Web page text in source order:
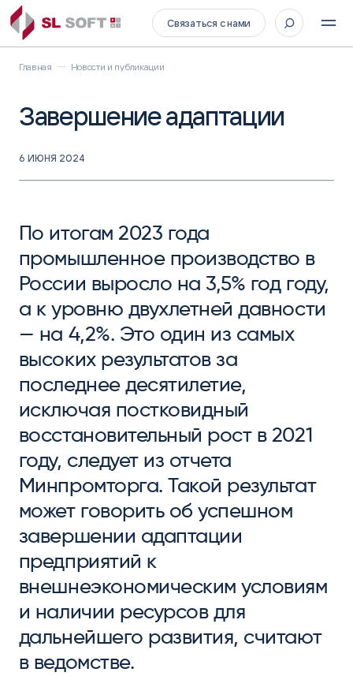
Связаться с нами
Главная Новости и публикации
Завершение адаптации
6 ИЮНЯ 2024
По итогам 2023 года
промышленное производство в
России выросло на 3,5% год году,
а к уровню двухлетней давности
— на 4,2%. Это один из самых
высоких результатов за
последнее десятилетие,
исключая постковидный
восстановительный рост в 2021
году, следует из отчета
Минпромторга. Такой результат
может говорить об успешном
завершении адаптации
предприятий к
внешнеэкономическим условиям
и наличии ресурсов для
дальнейшего развития, считают
в ведомстве.